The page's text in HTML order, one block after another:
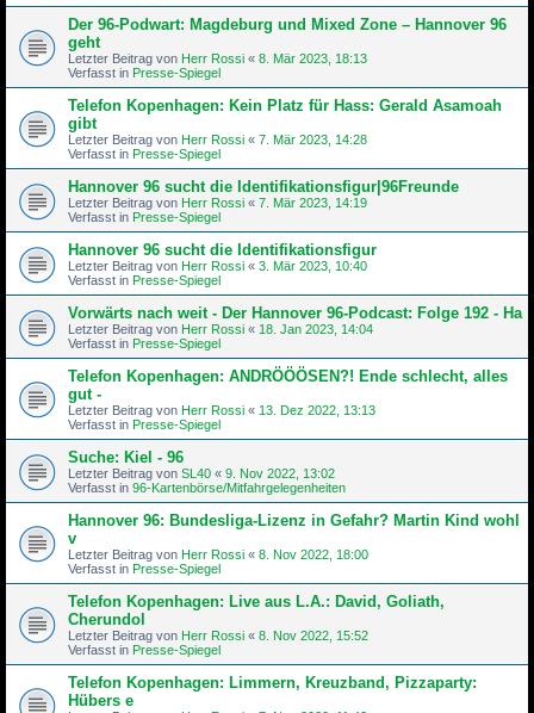
Der 96-Podwart: Magdeburg und Mixed Zone – Hannover 96
geht
Letzter Beitrag von Herr Rossi « 8. Mär 2023, 18:13
Verfasst in Presse-Spiegel
Telefon Kopenhagen: Kein Platz für Hass: Gerald Asamoah
gibt
Letzter Beitrag von Herr Rossi « 7. Mär 2023, 14:28
Verfasst in Presse-Spiegel
Hannover 96 sucht die Identifikationsfigur|96Freunde
Letzter Beitrag von Herr Rossi « 7. Mär 2023, 14:19
Verfasst in Presse-Spiegel
Hannover 96 sucht die Identifikationsfigur
Letzter Beitrag von Herr Rossi « 3. Mär 2023, 10:40
Verfasst in Presse-Spiegel
Vorwärts nach weit - Der Hannover 96-Podcast: Folge 192 - Ha
Letzter Beitrag von Herr Rossi « 18. Jan 2023, 14:04
Verfasst in Presse-Spiegel
Telefon Kopenhagen: ANDRÖÖÖSEN?! Ende schlecht, alles
gut -
Letzter Beitrag von Herr Rossi « 13. Dez 2022, 13:13
Verfasst in Presse-Spiegel
Suche: Kiel - 96
Letzter Beitrag von SL40 « 9. Nov 2022, 13:02
Verfasst in 96-Kartenbörse/Mitfahrgelegenheiten
Hannover 96: Bundesliga-Lizenz in Gefahr? Martin Kind wohl
v
Letzter Beitrag von Herr Rossi « 8. Nov 2022, 18:00
Verfasst in Presse-Spiegel
Telefon Kopenhagen: Live aus L.A.: David, Goliath,
Cherundol
Letzter Beitrag von Herr Rossi « 8. Nov 2022, 15:52
Verfasst in Presse-Spiegel
Telefon Kopenhagen: Limmern, Kreuzband, Pizzaparty:
Hübers e